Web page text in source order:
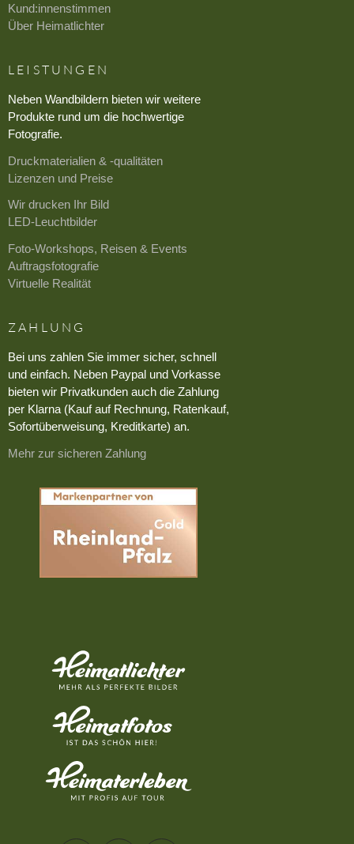
Kund:innenstimmen
Über Heimatlichter
LEISTUNGEN
Neben Wandbildern bieten wir weitere
Produkte rund um die hochwertige
Fotografie.
Druckmaterialien & -qualitäten
Lizenzen und Preise
Wir drucken Ihr Bild
LED-Leuchtbilder
Foto-Workshops, Reisen & Events
Auftragsfotografie
Virtuelle Realität
ZAHLUNG
Bei uns zahlen Sie immer sicher, schnell
und einfach. Neben Paypal und Vorkasse
bieten wir Privatkunden auch die Zahlung
per Klarna (Kauf auf Rechnung, Ratenkauf,
Sofortüberweisung, Kreditkarte) an.
Mehr zur sicheren Zahlung